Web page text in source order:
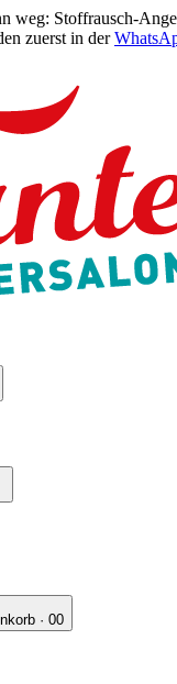
weg: Stoffrausch-
zuerst in der
· 00